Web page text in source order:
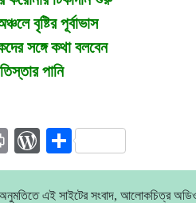
বৃষ্টির পূর্বাভাস
সঙ্গে কথা বলবেন
পানি
PrintWordPress
Share
অনুমতিতে এই সাইটের সংবাদ, আলোকচিত্র